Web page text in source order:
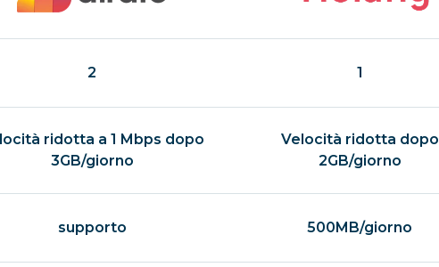
2 1
ridotta a 1 Mbps dopo
3GB/giorno
Velocità ridotta dopo
2GB/giorno
supporto 500MB/giorno